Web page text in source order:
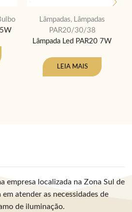
Lâmpadas, Lâmpadas
PAR20/30/38
Lâmpada Led PAR20 7W
LEIA MAIS
empresa localizada na Zona Sul de
atender as necessidades de
de iluminação.